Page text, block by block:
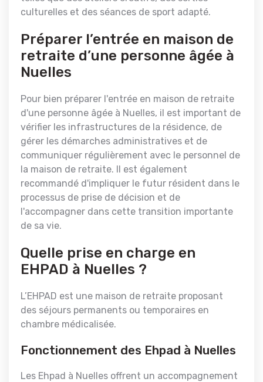
culturelles et des séances de sport adapté.
Préparer l’entrée en maison de
retraite d’une personne âgée à
Nuelles
Pour bien préparer l'entrée en maison de retraite
d'une personne âgée à Nuelles, il est important de
vérifier les infrastructures de la résidence, de
gérer les démarches administratives et de
communiquer régulièrement avec le personnel de
la maison de retraite. Il est également
recommandé d'impliquer le futur résident dans le
processus de prise de décision et de
l'accompagner dans cette transition importante
de sa vie.
Quelle prise en charge en
EHPAD à Nuelles ?
L’EHPAD est une maison de retraite proposant
des séjours permanents ou temporaires en
chambre médicalisée.
Fonctionnement des Ehpad à Nuelles
Les Ehpad à Nuelles offrent un accompagnement